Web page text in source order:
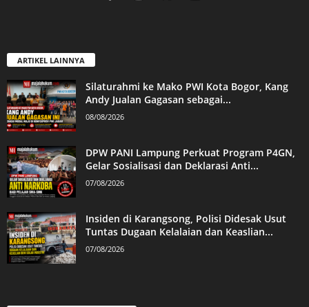
ARTIKEL LAINNYA
Silaturahmi ke Mako PWI Kota Bogor, Kang
Andy Jualan Gagasan sebagai...
08/08/2026
DPW PANI Lampung Perkuat Program P4GN,
Gelar Sosialisasi dan Deklarasi Anti...
07/08/2026
Insiden di Karangsong, Polisi Didesak Usut
Tuntas Dugaan Kelalaian dan Keaslian...
07/08/2026